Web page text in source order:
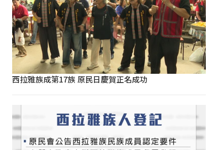
西拉雅族成第17族 原民日慶賀正名成功